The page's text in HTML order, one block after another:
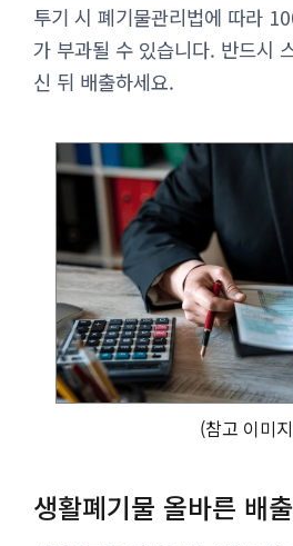
투기 시 폐기물관리법에 따라
가 부과될 수 있습니다. 반드시
신 뒤 배출하세요.
(참고 이미
생활폐기물 올바른 배